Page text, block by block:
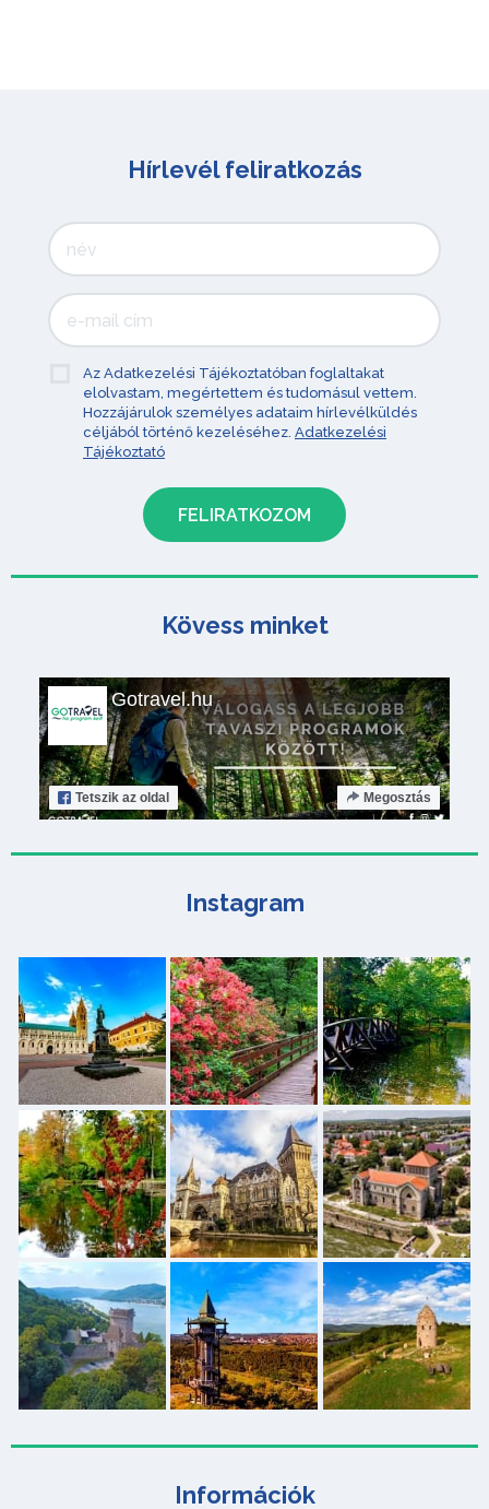
Információk
Hírlevél feliratkozás
Az Adatkezelési Tájékoztatóban foglaltakat
elolvastam, megértettem és tudomásul vettem.
Hozzájárulok személyes adataim hírlevélküldés
céljából történő kezeléséhez. Adatkezelési
Tájékoztató
Kövess minket
Gotravel.hu
Tetszik az oldal Megosztás
Instagram